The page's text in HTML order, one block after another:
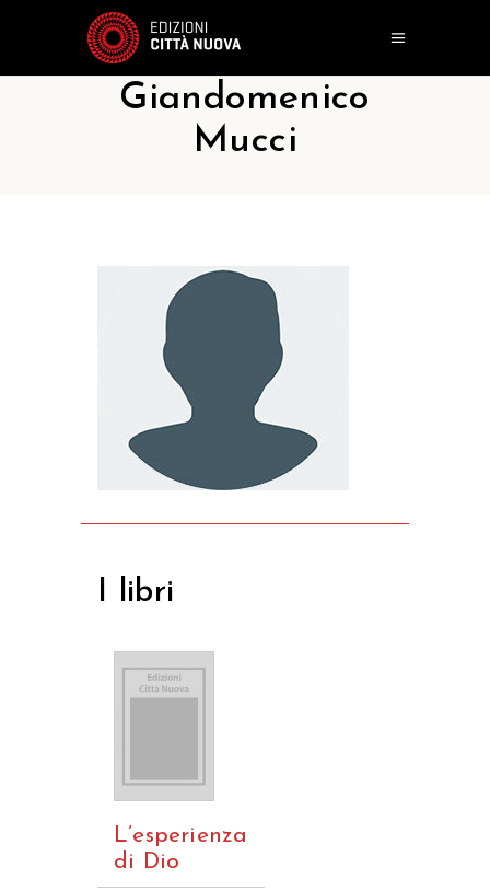
Giandomenico
Mucci
I libri
L’esperienza
di Dio